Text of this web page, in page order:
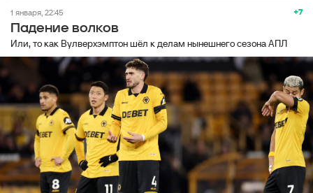
+7
1 января, 22:45
Падение волков
Или, то как Вулверхэмптон шёл к делам нынешнего сезона АПЛ